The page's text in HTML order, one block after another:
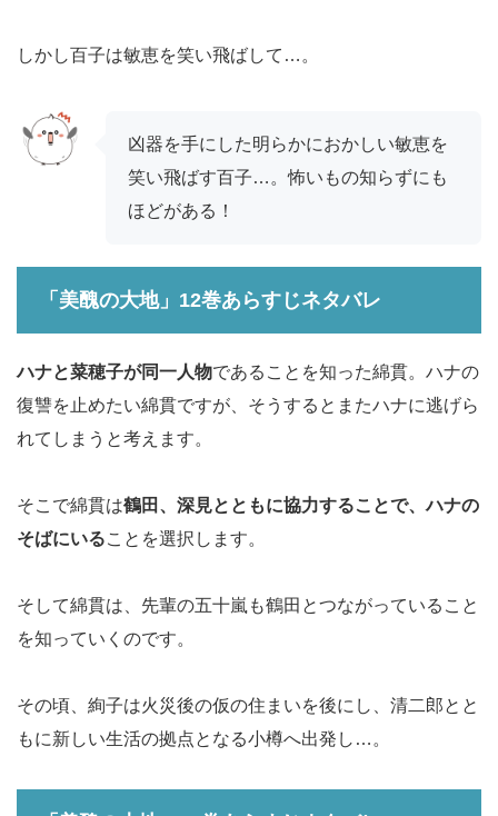
しかし百子は敏恵を笑い飛ばして…。
凶器を手にした明らかにおかしい敏恵を
笑い飛ばす百子…。怖いもの知らずにも
ほどがある！
「美醜の大地」12巻あらすじネタバレ
ハナと菜穂子が同一人物であることを知った綿貫。ハナの
復讐を止めたい綿貫ですが、そうするとまたハナに逃げら
れてしまうと考えます。
そこで綿貫は鶴田、深見とともに協力することで、ハナの
そばにいることを選択します。
そして綿貫は、先輩の五十嵐も鶴田とつながっていること
を知っていくのです。
その頃、絢子は火災後の仮の住まいを後にし、清二郎とと
もに新しい生活の拠点となる小樽へ出発し…。